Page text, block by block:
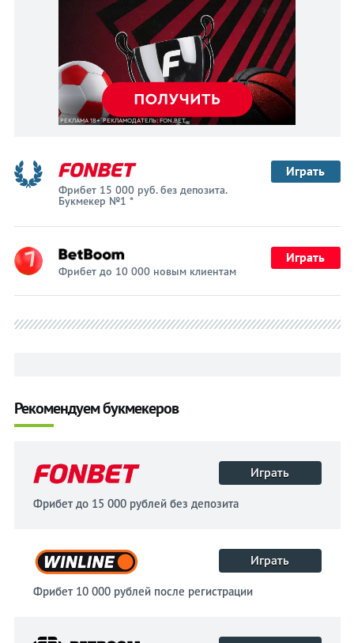
Фрибет 15 000 руб. без депозита.
Букмекер №1 *
Играть
Фрибет до 10 000 новым клиентам
Играть
Рекомендуем букмекеров
Играть
Фрибет до 15 000 рублей без депозита
Играть
Фрибет 10 000 рублей после регистрации